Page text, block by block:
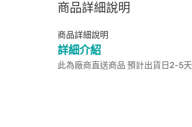
商品詳細說明
商品詳細說明
詳細介紹
此為廠商直送商品 預計出貨日2-5天